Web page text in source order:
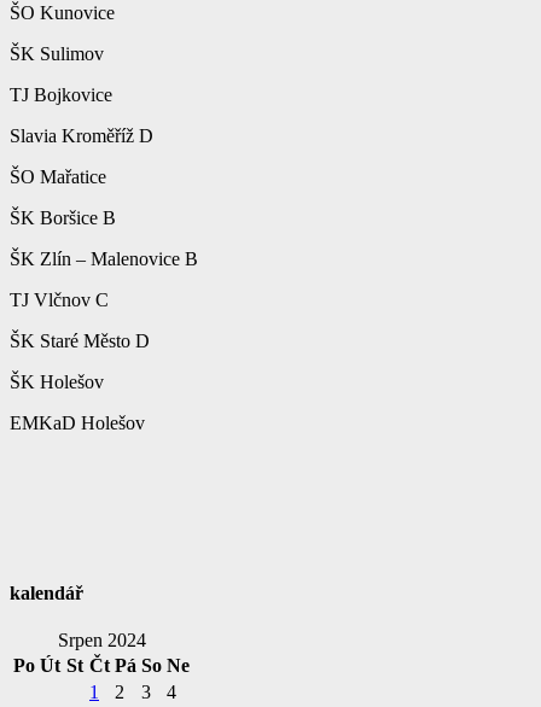
ŠO Kunovice
ŠK Sulimov
TJ Bojkovice
Slavia Kroměříž D
ŠO Mařatice
ŠK Boršice B
ŠK Zlín – Malenovice B
TJ Vlčnov C
ŠK Staré Město D
ŠK Holešov
EMKaD Holešov
kalendář
Srpen 2024
Po Út St Čt Pá So Ne
1
2 3
4